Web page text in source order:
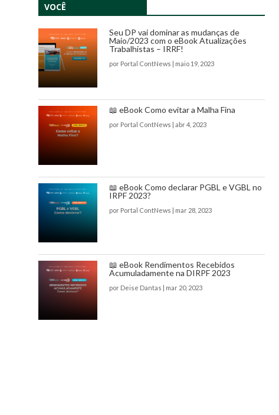
VOCÊ
Seu DP vai dominar as mudanças de
Maio/2023 com o eBook Atualizações
Trabalhistas – IRRF!
por Portal ContNews | maio 19, 2023
📖 eBook Como evitar a Malha Fina
por Portal ContNews | abr 4, 2023
📖 eBook Como declarar PGBL e VGBL no
IRPF 2023?
por Portal ContNews | mar 28, 2023
📖 eBook Rendimentos Recebidos
Acumuladamente na DIRPF 2023
por Deise Dantas | mar 20, 2023